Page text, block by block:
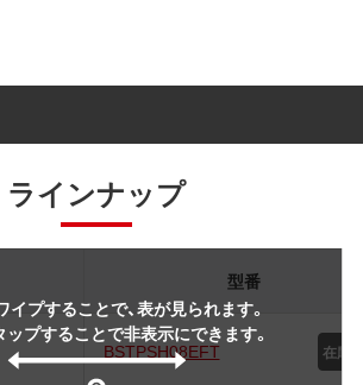
ラインナップ
イプすることで、表が見られます。
プすることで非表示にできます。
型番
BSTPSH08EFT